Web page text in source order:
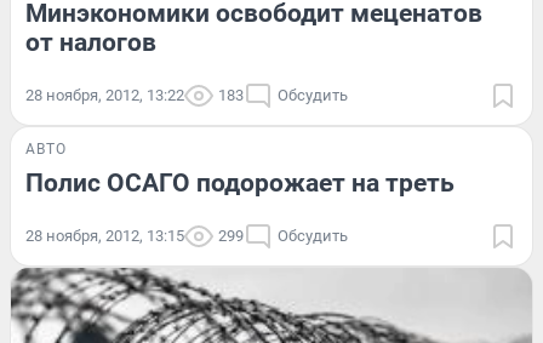
Минэкономики освободит меценатов
от налогов
28 ноября, 2012, 13:22 183 Обсудить
АВТО
Полис ОСАГО подорожает на треть
28 ноября, 2012, 13:15 299 Обсудить